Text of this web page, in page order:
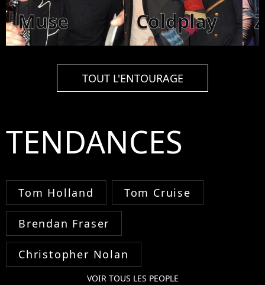
Muse Coldplay
TOUT L'ENTOURAGE
TENDANCES
Tom Holland Tom Cruise
Brendan Fraser
Christopher Nolan
VOIR TOUS LES PEOPLE